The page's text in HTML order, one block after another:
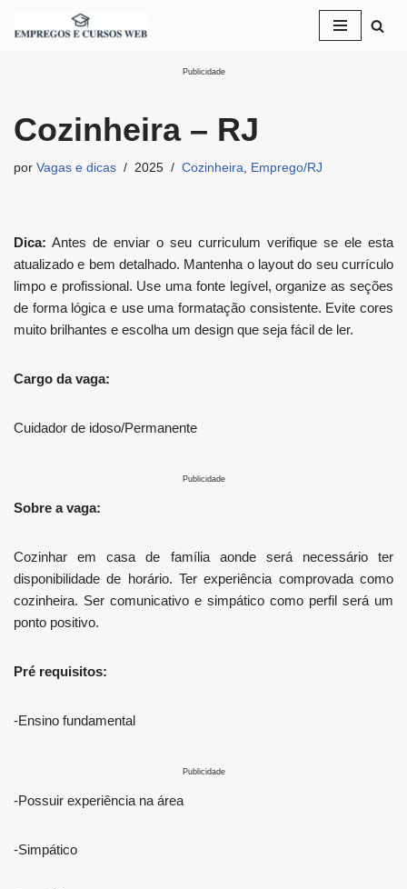
Publicidade
Cozinheira – RJ
por Vagas e dicas 2025 Cozinheira Emprego/RJ
Dica: Antes de enviar o seu curriculum verifique se ele esta
atualizado e bem detalhado. Mantenha o layout do seu currículo
limpo e profissional. Use uma fonte legível, organize as seções
de forma lógica e use uma formatação consistente. Evite cores
muito brilhantes e escolha um design que seja fácil de ler.
Cargo da vaga:
Cuidador de idoso/Permanente
Publicidade
Sobre a vaga:
Cozinhar em casa de família aonde será necessário ter
disponibilidade de horário. Ter experiência comprovada como
cozinheira. Ser comunicativo e simpático como perfil será um
ponto positivo.
Pré requisitos:
-Ensino fundamental
Publicidade
-Possuir experiência na área
-Simpático